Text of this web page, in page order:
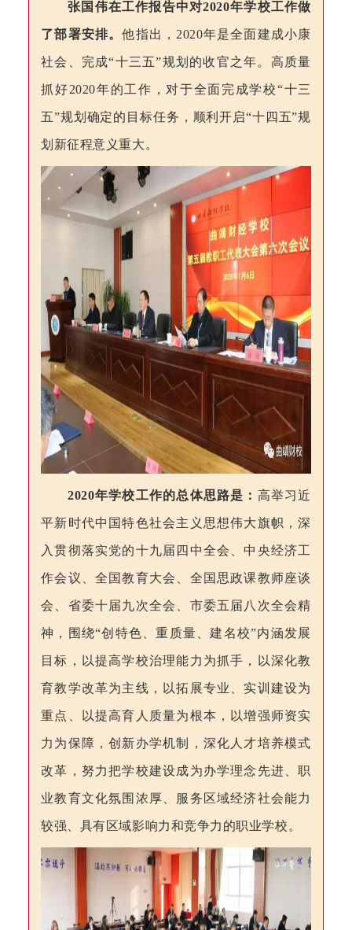
张国伟在工作报告中对2020年学校工作做
了部署安排。他指出， 2020年是全面建成小康
社会、完成“十三五”规划 的收官之年。高质量
抓好2020年的工作，对于全面完成学校“十三
五”规划 确定的目标任务 ， 顺利开启“十四五”规
划 新征程意义重大。
2020年学校工作的总体思路是： 高举习近
平新时代中国特色社会主义思想伟大旗帜，深
入贯彻落实党的十九届四中全会、中央经济工
作会议、全国教育大会、全国思政课教师座谈
会、省委十届九次全会、市委五届八次全会精
神，围绕“创特色、重质量、建名校”内涵发展
目标，以提高学校治理能力为抓手，以深化教
育教学改革为主线，以拓展专业、实训建设为
重点、以提高育人质量为根本，以增强师资实
力为保障，创新办学机制，深化人才培养模式
改革，努力把学校建设成为办学理念先进、职
业教育文化氛围浓厚、服务区域经济社会能力
较强、具有区域影响力和竞争力的职业学校。